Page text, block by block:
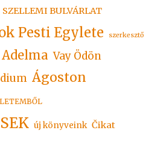
SZELLEMI BULVÁRLAT
Pesti Egylete szerkesztő
Vay Ödön
Ágoston
új könyveink Čikat